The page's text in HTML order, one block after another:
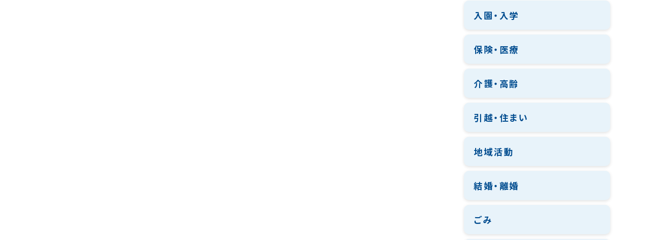
入園・入学
保険・医療
介護・高齢
引越・住まい
地域活動
結婚・離婚
ごみ